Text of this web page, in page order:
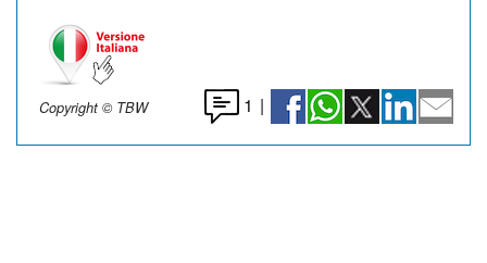
Copyright © TBW 1 |